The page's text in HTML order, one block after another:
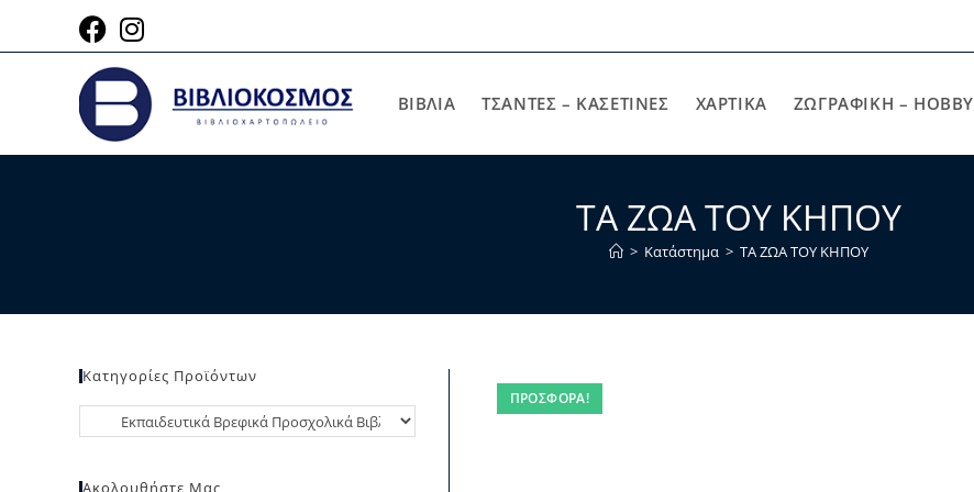
ΒΙΒΛΙΑ ΤΣΑΝΤΕΣ – ΚΑΣΕΤΙΝΕΣ ΧΑΡΤΙΚΆ ΖΩΓΡΑΦΙΚΉ – HOBBY
ΤΑ ΖΩΑ ΤΟΥ ΚΗΠΟΥ
> Κατάστημα > ΤΑ ΖΩΑ ΤΟΥ ΚΗΠΟΥ
ΠΡΟΣΦΟΡΆ!
Κατηγορίες Προϊόντων
Ακολουθήστε Μας